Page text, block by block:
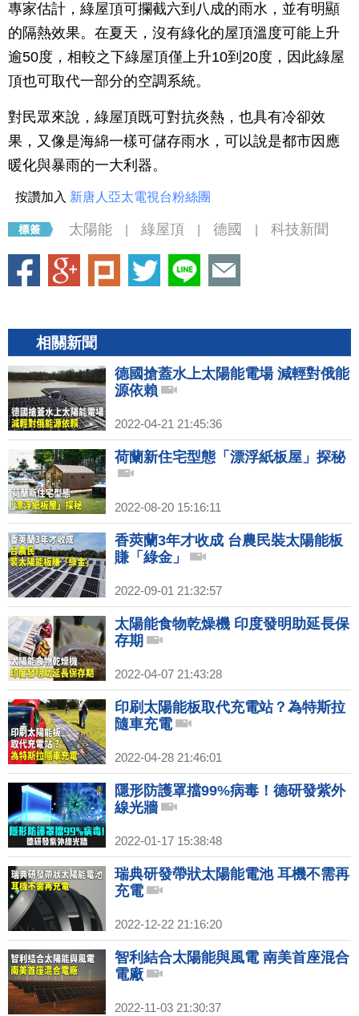
專家估計，綠屋頂可攔截六到八成的雨水，並有明顯
的隔熱效果。在夏天，沒有綠化的屋頂溫度可能上升
逾50度，相較之下綠屋頂僅上升10到20度，因此綠屋
頂也可取代一部分的空調系統。
對民眾來說，綠屋頂既可對抗炎熱，也具有冷卻效
果，又像是海綿一樣可儲存雨水，可以說是都市因應
暖化與暴雨的一大利器。
按讚加入 新唐人亞太電視台粉絲團
太陽能 綠屋頂 德國 科技新聞
相關新聞
德國搶蓋水上太陽能電場 減輕對俄能
源依賴
2022-04-21 21:45:36
荷蘭新住宅型態「漂浮紙板屋」探秘
2022-08-20 15:16:11
香莢蘭3年才收成 台農民裝太陽能板
賺「綠金」
2022-09-01 21:32:57
太陽能食物乾燥機 印度發明助延長保
存期
2022-04-07 21:43:28
印刷太陽能板取代充電站？為特斯拉
隨車充電
2022-04-28 21:46:01
隱形防護罩擋99%病毒！德研發紫外
線光牆
2022-01-17 15:38:48
瑞典研發帶狀太陽能電池 耳機不需再
充電
2022-12-22 21:16:20
智利結合太陽能與風電 南美首座混合
電廠
2022-11-03 21:30:37